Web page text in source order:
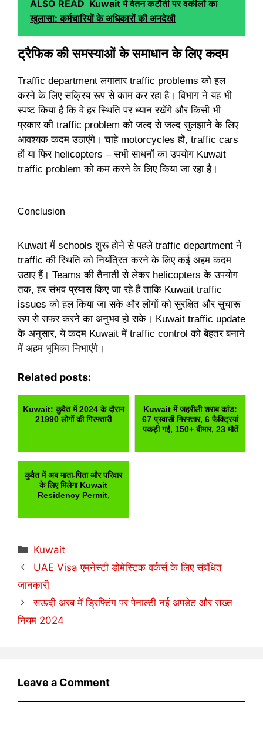
ALSO READ Kuwait में वेतन कटौती पर वकीलों का
खुलासा: कर्मचारियों के अधिकारों की अनदेखी
ट्रैफिक की समस्याओं के समाधान के लिए कदम
Traffic department लगातार traffic problems को हल
करने के लिए सक्रिय रूप से काम कर रहा है। विभाग ने यह भी
स्पष्ट किया है कि वे हर स्थिति पर ध्यान रखेंगे और किसी भी
प्रकार की traffic problem को जल्द से जल्द सुलझाने के लिए
आवश्यक कदम उठाएंगे। चाहे motorcycles हों, traffic cars
हों या फिर helicopters – सभी साधनों का उपयोग Kuwait
traffic problem को कम करने के लिए किया जा रहा है।
Conclusion
Kuwait में schools शुरू होने से पहले traffic department ने
traffic की स्थिति को नियंत्रित करने के लिए कई अहम कदम
उठाए हैं। Teams की तैनाती से लेकर helicopters के उपयोग
तक, हर संभव प्रयास किए जा रहे हैं ताकि Kuwait traffic
issues को हल किया जा सके और लोगों को सुरक्षित और सुचारू
रूप से सफर करने का अनुभव हो सके। Kuwait traffic update
के अनुसार, ये कदम Kuwait में traffic control को बेहतर बनाने
में अहम भूमिका निभाएंगे।
Related posts:
Kuwait: कुवैत में 2024 के दौरान
21990 लोगों की गिरफ्तारी
Kuwait में जहरीली शराब कांड:
67 प्रवासी गिरफ्तार, 6 फैक्ट्रियां
पकड़ी गईं, 150+ बीमार, 23 मौतें
कुवैत में अब माता-पिता और परिवार
के लिए मिलेगा Kuwait
Residency Permit,
Categories
Kuwait
UAE Visa एमनेस्टी डोमेस्टिक वर्कर्स के लिए संबंधित
जानकारी
सऊदी अरब में ड्रिफ्टिंग पर पेनाल्टी नई अपडेट और सख्त
नियम 2024
Leave a Comment